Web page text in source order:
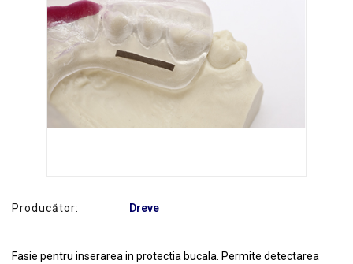
SERVICE
Producător: Dreve
Fasie pentru inserarea in protectia bucala. Permite detectarea